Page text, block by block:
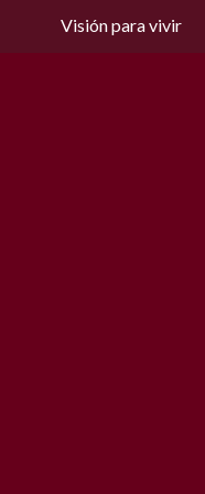
Visión para vivir